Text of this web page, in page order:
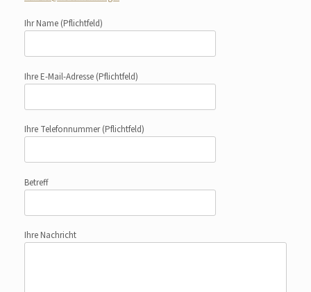
Ihr Name (Pflichtfeld)
Ihre E-Mail-Adresse (Pflichtfeld)
Ihre Telefonnummer(Pflichtfeld)
Betreff
Ihre Nachricht